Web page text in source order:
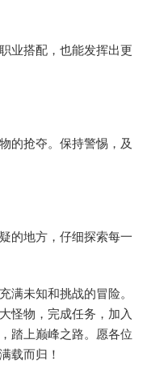
业搭配，也能发挥出更
的抢夺。保持警惕，及
的地方，仔细探索每一
满未知和挑战的冒险。
怪物，完成任务，加入
踏上巅峰之路。愿各位
载而归！